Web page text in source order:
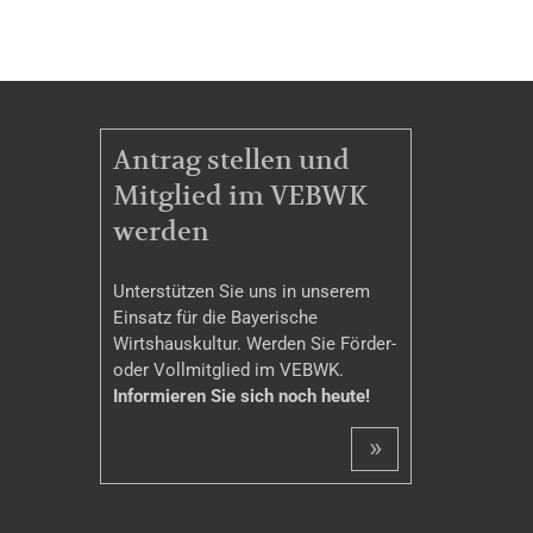
MITGLIEDSCHAFT
Antrag stellen und
Mitglied im VEBWK
werden
Unterstützen Sie uns in unserem
Einsatz für die Bayerische
Wirtshauskultur. Werden Sie Förder-
oder Vollmitglied im VEBWK.
Informieren Sie sich noch heute!
»